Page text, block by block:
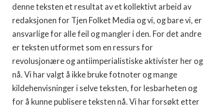
denne teksten et resultat av et kollektivt arbeid av
redaksjonen for Tjen Folket Media og vi, og bare vi, er
ansvarlige for alle feil og mangler i den. For det andre
er teksten utformet som en ressurs for
revolusjonære og antiimperialistiske aktivister her og
nå. Vi har valgt å ikke bruke fotnoter og mange
kildehenvisninger i selve teksten, for lesbarheten og
for å kunne publisere teksten nå. Vi har forsøkt etter